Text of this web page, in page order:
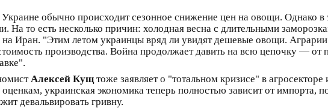
Украине обычно происходит сезонное снижение цен на овощи. Однако в
На то есть несколько причин: холодная весна с длительными
Иран. "Этим летом украинцы вряд ли увидят дешевые овощи. Аграрии
производства. Война продолжает давить на всю цепочку — от
Алексей Кущтоже заявляет о "тотальном кризисе" в
оценкам, украинская экономика теперь полностью зависит от
девальвировать гривну.